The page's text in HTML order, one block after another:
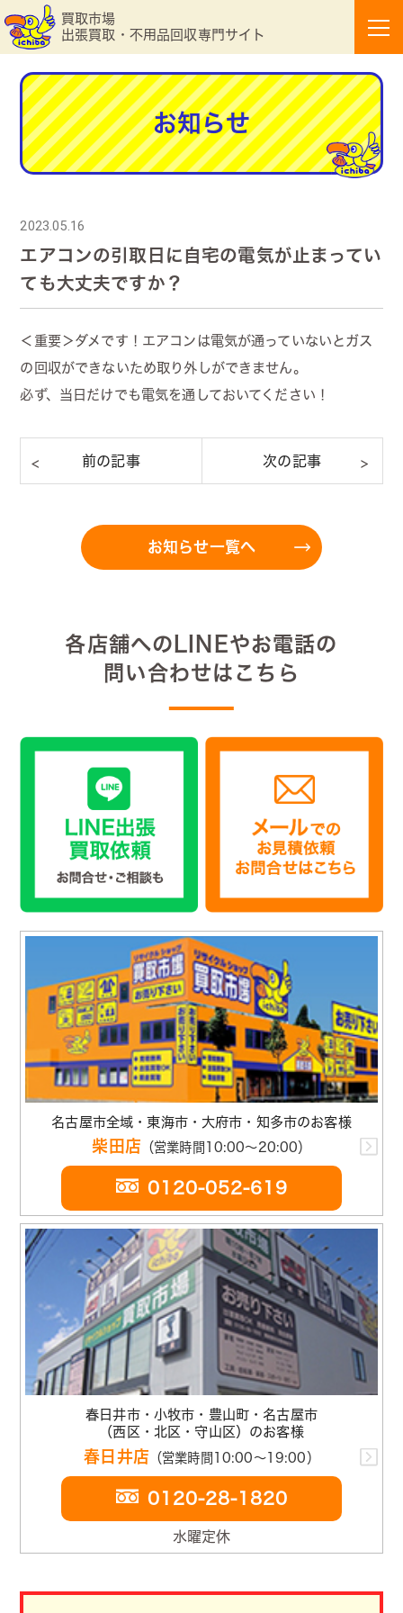
買取市場
出張買取・不用品回収専門サイト
お知らせ
2023.05.16
エアコンの引取日に自宅の電気が止まってい
ても大丈夫ですか？
＜重要＞ダメです！エアコンは電気が通っていないとガス
の回収ができないため取り外しができません。
必ず、当日だけでも電気を通しておいてください！
お知らせ一覧へ
各店舗へのLINEやお電話の
問い合わせはこちら
名古屋市全域・東海市・大府市・知多市のお客様
柴田店 （営業時間10:00～20:00）
0120-052-619
春日井市・小牧市・豊山町・名古屋市
（西区・北区・守山区）のお客様
春日井店 （営業時間10:00～19:00）
0120-28-1820
水曜定休